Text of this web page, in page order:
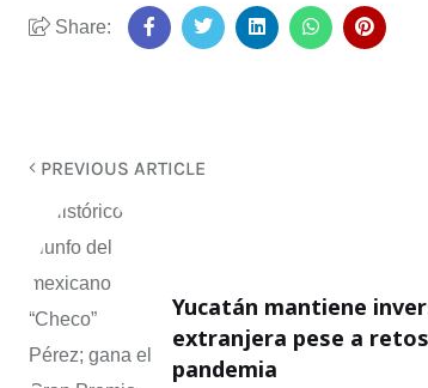
Share:
PREVIOUS ARTICLE
Yucatán mantiene
extranjera pese a
pandemia